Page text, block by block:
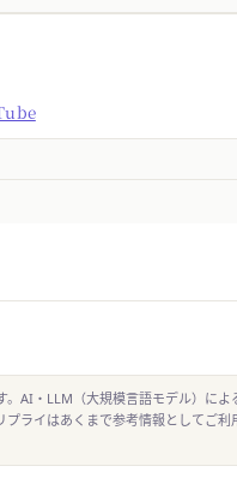
AI・LLM（大規模言語モデル）に
ライはあくまで参考情報としてご